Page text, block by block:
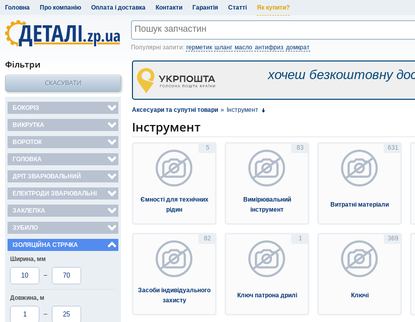
Головна Про компанію Оплата і доставка Контакти Гарантія Статті Як купити?
Популярні запити: герметик шланг масло антифриз домкрат
хочеш безкоштовну
Аксесуари та супутні товари » Інструмент
Інструмент
5
Ємності для технічних
рідин
83
Вимірювальний
інструмент
631
Витратні матеріали
82
Засоби індивідуального
захисту
1
Ключ патрона дрилі
369
Ключі
Фільтри
СКАСУВАТИ
БОКОРІЗ
ВИКРУТКА
ВОРОТОК
ГОЛОВКА
ДРІТ ЗВАРЮВАЛЬНИЙ
ЕЛЕКТРОДИ ЗВАРЮВАЛЬНІ
ЗАКЛЕПКА
ЗУБИЛО
ІЗОЛЯЦІЙНА СТРІЧКА
Ширина, мм
–
Довжина, м
–